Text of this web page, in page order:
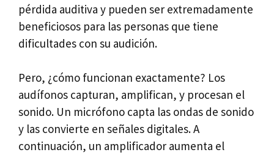
pérdida auditiva y pueden ser extremadamente
beneficiosos para las personas que tiene
dificultades con su audición.
Pero, ¿cómo funcionan exactamente? Los
audífonos capturan, amplifican, y procesan el
sonido. Un micrófono capta las ondas de sonido
y las convierte en señales digitales. A
continuación, un amplificador aumenta el